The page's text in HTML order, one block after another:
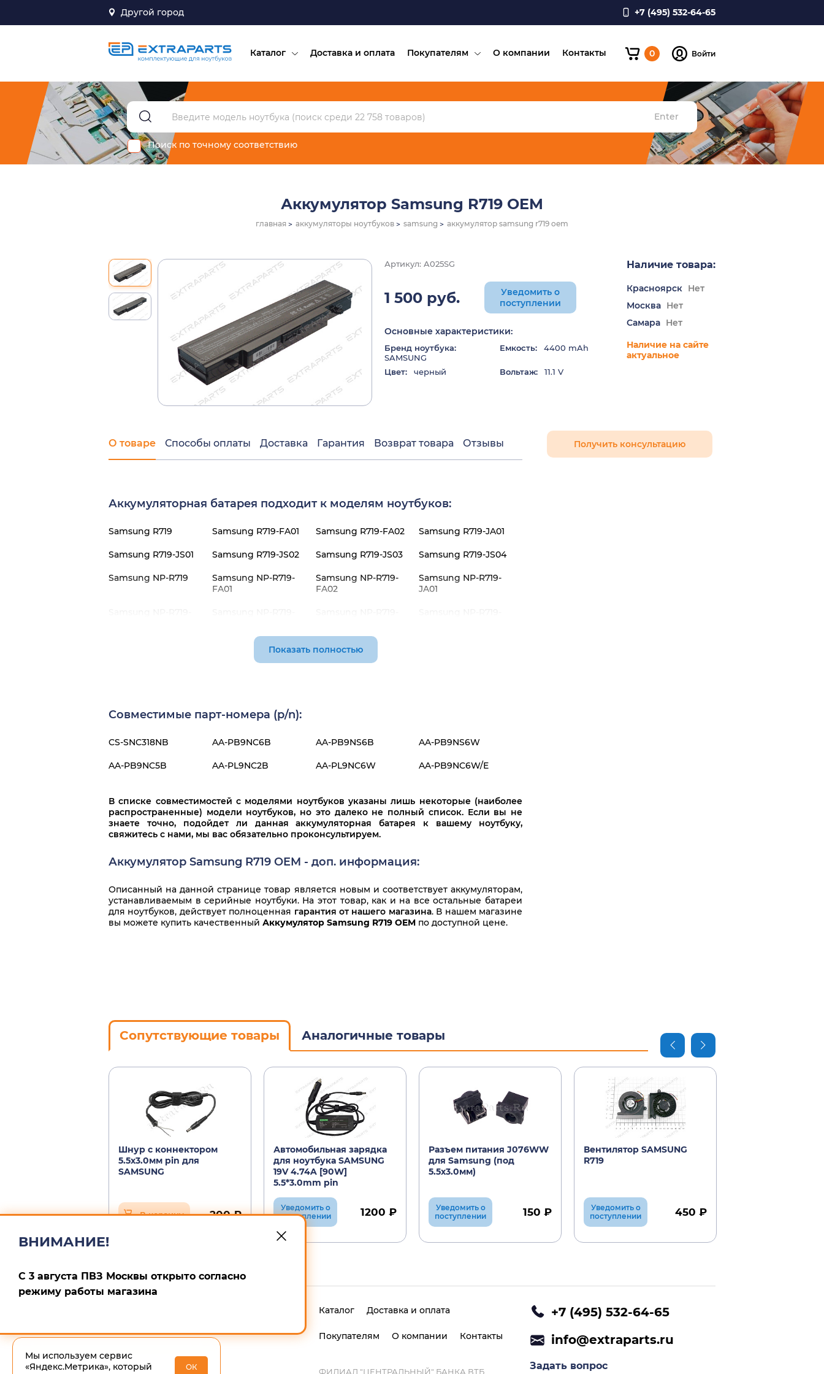
Другой город +7 (495) 532-64-65
Каталог Доставка и оплата Покупателям О компании Контакты 0 Войти
Enter
Поиск по точному соответствию
Аккумулятор Samsung R719 OEM
главная аккумуляторы ноутбуков samsung аккумулятор samsung r719 oem
Артикул: A025SG
1 500 руб.
Уведомить о
поступлении
Основные характеристики:
Бренд ноутбука:
SAMSUNG
Емкость: 4400 mAh
Цвет: черный Вольтаж: 11.1 V
Наличие товара:
Красноярск Нет
Москва Нет
Самара Нет
Наличие на сайте
актуальное
О товаре Способы оплаты Доставка Гарантия Возврат товара Отзывы
Аккумуляторная батарея подходит к моделям ноутбуков:
Samsung R719 Samsung R719-FA01 Samsung R719-FA02 Samsung R719-JA01
Samsung R719-JS01 Samsung R719-JS02 Samsung R719-JS03 Samsung R719-JS04
Samsung NP-R719
Samsung NP-R719-
FA01
Samsung NP-R719-
FA02
Samsung NP-R719-
JA01
Показать полностью
Совместимые парт-номера (p/n):
CS-SNC318NB AA-PB9NC6B AA-PB9NS6B AA-PB9NS6W
AA-PB9NC5B AA-PL9NC2B AA-PL9NC6W AA-PB9NC6W/E
В списке совместимостей с моделями ноутбуков указаны лишь некоторые (наиболее
распространенные) модели ноутбуков, но это далеко не полный список. Если вы не
знаете точно, подойдет ли данная аккумуляторная батарея к вашему ноутбуку,
свяжитесь с нами, мы вас обязательно проконсультируем.
Аккумулятор Samsung R719 OEM - доп. информация:
Описанный на данной странице товар является новым и соответствует аккумуляторам,
устанавливаемым в серийные ноутбуки. На этот товар, как и на все остальные батареи
для ноутбуков, действует полноценная гарантия от нашего магазина. В нашем магазине
вы можете купить качественный Аккумулятор Samsung R719 OEM по доступной цене.
Получить консультацию
Сопутствующие товары Аналогичные товары
Шнур с коннектором
5.5х3.0мм pin для
SAMSUNG
В корзину 200 ₽
Автомобильная зарядка
для ноутбука SAMSUNG
19V 4.74A [90W]
5.5*3.0mm pin
Уведомить о
поступлении
1200 ₽
Разъем питания J076WW
для Samsung (под
5.5х3.0мм)
Уведомить о
поступлении
150 ₽
Вентилятор SAMSUNG
R719
Уведомить о
поступлении
450 ₽
Каталог Доставка и оплата
Покупателям О компании Контакты
ФИЛИАЛ "ЦЕНТРАЛЬНЫЙ" БАНКА ВТБ
+7 (495) 532-64-65
info@extraparts.ru
Задать вопрос
Мы используем сервис
«Яндекс.Метрика», который
ОК
ВНИМАНИЕ!
С 3 августа ПВЗ Москвы открыто согласно
режиму работы магазина